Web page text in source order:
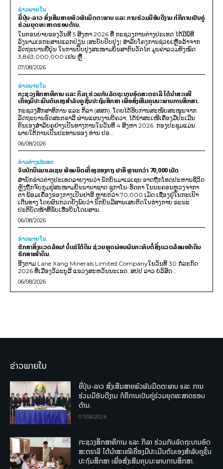
ຂ່າວພາຍ​ໃນ
ຍີ່ປຸ່ນ-ລາວ ສົ່ງເສີມສາຍພົວພັນມິດຕະພາບ ແລະ ການຮ່ວມມືອັນດີງາມ ກໍຄືການເປັນຄູ່
ຮ່ວມຍຸດທະສາດຮອບດ້ານ.
ໃນຕອນບ່າຍຂອງວັນທີ 5 ສິງຫາ 2026 ທີ່ ກະຊວງການຕ່າງປະເທດ ໄດ້ມີພິທີ
ລົງນາມເອກະສານແລກປ່ຽນ (ສະບັບປັບປຸງ) ສໍາລັບໂຄງການຊ່ວຍເຫຼືອລ້າຈາກ
ລັດຖະບານຍີ່ປຸ່ນ ໃນການປັບປຸງສະໜາມບິນສາກົນວັດໄຕ ມູນຄ່າລວມທັງໝົດ
3,863,000,000 ເຢນ ຫຼື...
07/08/2026
ຂ່າວພາຍ​ໃນ
ກະຊວງສຶກສາທິການ ແລະ ກິລາ ຮ່ວມກັບລັດຖະບານອົດສະຕຣາລີ ໄດ້ນຳສະເໜີ
ເຄື່ອງມືປະເມີນຕົນເອງສຳລັບຄູຊັ້ນປະຖົມສຶກສາ ເພື່ອສົ່ງເສີມຄຸນນະພາບການສຶກສາ.
ກະຊວງສຶກສາທິການ ແລະ ກິລາ (ສສກ), ໂດຍໄດ້ຮັບການສະໜັບສະໜູນຈາກ
ລັດຖະບານອົດສະຕຣາລີ ຜ່ານແຜນງານບີຄວາ, ໄດ້ນຳສະເໜີເຄື່ອງມືປະເມີນ
ຕົນເອງສຳລັບຄູຢ່າງເປັນທາງການໃນວັນທີ 4 ສິງຫາ 2026. ກອງປະຊຸມແມ່ນ
ພາຍໃຕ້ການເປັນປະທານຂອງ ທ່ານ ປອ...
06/08/2026
ຂ່າວຕ່າງປະເທດ
ຈັບນັກບິນມາເລເຊຍ ພ້ອມຍຶດເຄື່ອງຂອງກາງ ຢາອີ ຫຼາຍກວ່າ 70,000 ເມັດ
ສຳນັກຂ່າວຕ່າງປະເທດລາຍງານວ່າ ນັກບິນມາເລເຊຍ ອາດຖືກໂທດປະຫານຊີວິດ
ຫຼັງຖືກຈັບກຸມຢູ່ສະໜາມບິນນານາຊາດ ຊູກາໂນ-ຮັດຕາ ໃນນະຄອນຫຼວງຈາກາ
ຕາ ພ້ອມເຄື່ອງຂອງກາງເປັນຢາອີ ຫຼາຍກວ່າ 70,000 ເມັດ ເຊື່ອງຢູ່ໃນກະເປົາ
ເດີນທາງ ໂດຍຜົນກວດຍັງພົບວ່າ ນັກບິນມີສານເສບຕິດໃນຮ່າງກາຍ ຂະນະ
ປະຕິບັດໜ້າທີ່ຂັບເຮືອບິນໂດຍສານ...
06/08/2026
ຂ່າວພາຍ​ໃນ
ຮັກສາສິ່ງແວດລ້ອມ! ບໍ່ແຮ່ໃຕ້ດິນ ຊ່ວຍຫຼຸດຜ່ອນຜົນກະທົບຕໍ່ສິ່ງແວດລ້ອມໜ້າດິນ
ຮັກສາໜ້າດິນ.
ອີງຕາມ Lane Xang Minerals Limited Companyໃນວັນທີ 30 ກໍລະກົດ
2026 ທີ່ເມືອງວິລະບູລີ ແຂວງສະຫວັນນະເຂດ, ສປປ ລາວ ບໍລິສັດ...
06/08/2026
ຂ່າວພາຍໃນ
ຍີ່ປຸ່ນ-ລາວ ສົ່ງເສີມສາຍພົວພັນມິດຕະພາບ ແລະ ການ
ຮ່ວມມືອັນດີງາມ ກໍຄືການເປັນຄູ່ຮ່ວມຍຸດທະສາດຮອບ
ດ້ານ.
07/08/2026
ກະຊວງສຶກສາທິການ ແລະ ກິລາ ຮ່ວມກັບລັດຖະບານອົດ
ສະຕຣາລີ ໄດ້ນຳສະເໜີເຄື່ອງມືປະເມີນຕົນເອງສຳລັບຄູຊັ້ນ
ປະຖົມສຶກສາ ເພື່ອສົ່ງເສີມຄຸນນະພາບການສຶກສາ.